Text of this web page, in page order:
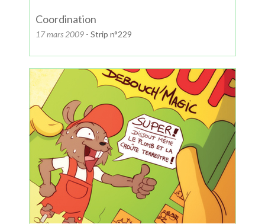
Coordination
17 mars 2009 - Strip n°229